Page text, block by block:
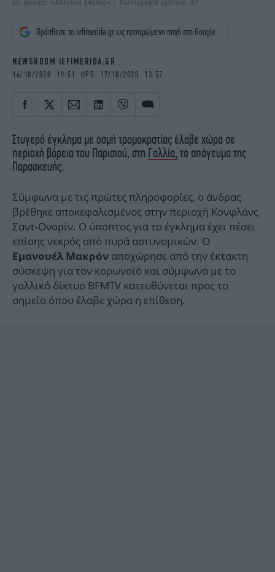
iBOOKS
ΖΩΔΙΑ
OSCARS
NEWSLETTER
ότι φώναξε «Αλλάχου Ακμπάρ» / Φωτογραφία αρχείου: AP
Πρόσθεσε το iefimerida.gr ως προτιμώμενη πηγή στη Google
NEWSROOM IEFIMERIDA.GR
16/10/2020 19:51 UPD: 17/10/2020 13:57
Στυγερό έγκλημα με οσμή τρομοκρατίας έλαβε χώρα σε
περιοχή βόρεια του Παρισιού, στη Γαλλία, το απόγευμα της
Παρασκευής.
Σύμφωνα με τις πρώτες πληροφορίες, ο άνδρας
βρέθηκε αποκεφαλισμένος στην περιοχή Κονφλάνς
Σαντ-Ονορίν. Ο ύποπτος για το έγκλημα έχει πέσει
επίσης νεκρός από πυρά αστυνομικών. Ο
Εμανουέλ Μακρόν αποχώρησε από την έκτακτη
σύσκεψη για τον κορωνοϊό και σύμφωνα με το
γαλλικό δίκτυο BFMTV κατευθύνεται προς το
σημείο όπου έλαβε χώρα η επίθεση.